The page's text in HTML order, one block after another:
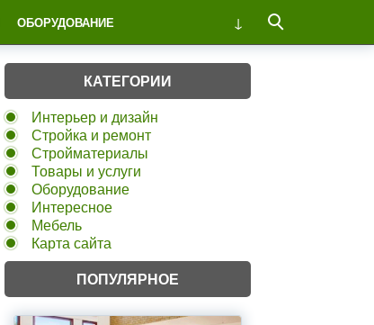
ОБОРУДОВАНИЕ
КАТЕГОРИИ
Интерьер и дизайн
Стройка и ремонт
Стройматериалы
Товары и услуги
Оборудование
Интересное
Мебель
Карта сайта
ПОПУЛЯРНОЕ